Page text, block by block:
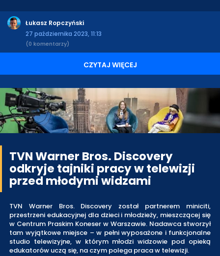
Łukasz Ropczyński
27 października 2023, 11:13
(0 komentarzy)
CZYTAJ WIĘCEJ
TVN Warner Bros. Discovery
odkryje tajniki pracy w telewizji
przed młodymi widzami
TVN Warner Bros. Discovery został partnerem miniciti,
przestrzeni edukacyjnej dla dzieci i młodzieży, mieszczącej się
w Centrum Praskim Koneser w Warszawie. Nadawca stworzył
tam wyjątkowe miejsce – w pełni wyposażone i funkcjonalne
studio telewizyjne, w którym młodzi widzowie pod opieką
edukatorów uczą się, na czym polega praca w telewizji.